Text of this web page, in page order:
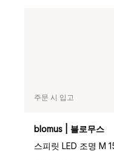
주문 시 입고
blomus | 블로무스
스피릿 LED 조명 M